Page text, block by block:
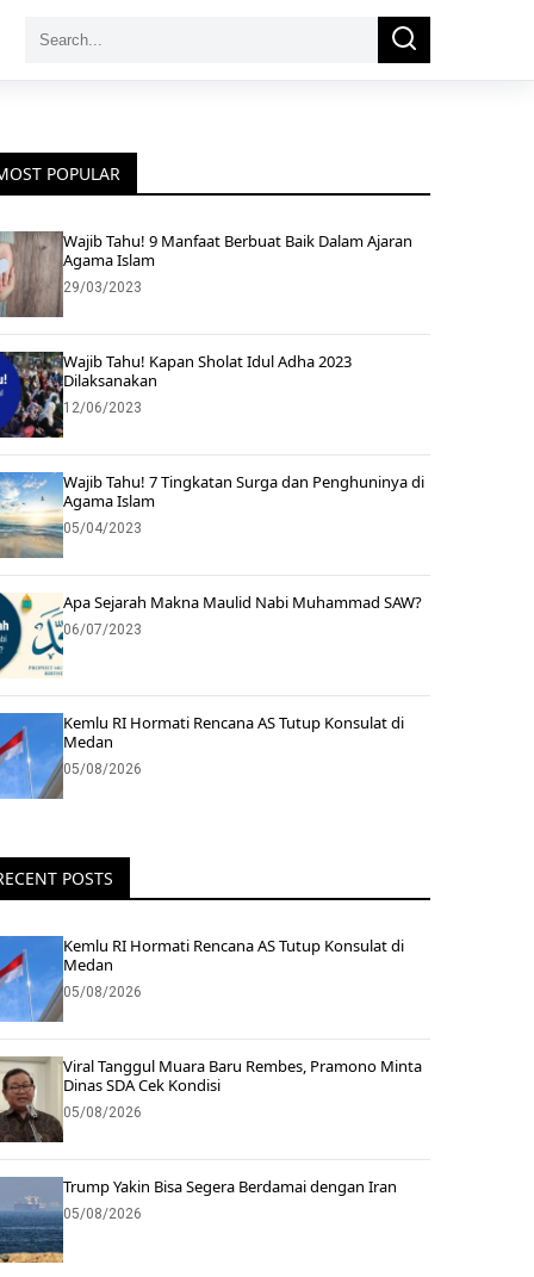
Search
Search
POPULAR
Wajib Tahu! 9 Manfaat Berbuat Baik Dalam Ajaran
Agama Islam
29/03/2023
Wajib Tahu! Kapan Sholat Idul Adha 2023
Dilaksanakan
12/06/2023
Wajib Tahu! 7 Tingkatan Surga dan Penghuninya di
Agama Islam
05/04/2023
Apa Sejarah Makna Maulid Nabi Muhammad SAW?
06/07/2023
Kemlu RI Hormati Rencana AS Tutup Konsulat di
Medan
05/08/2026
POSTS
Kemlu RI Hormati Rencana AS Tutup Konsulat di
Medan
05/08/2026
Viral Tanggul Muara Baru Rembes, Pramono Minta
Dinas SDA Cek Kondisi
05/08/2026
Trump Yakin Bisa Segera Berdamai dengan Iran
05/08/2026